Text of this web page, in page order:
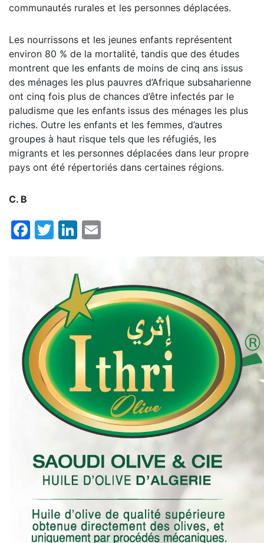
communautés rurales et les personnes déplacées.
Les nourrissons et les jeunes enfants représentent
environ 80 % de la mortalité, tandis que des études
montrent que les enfants de moins de cinq ans issus
des ménages les plus pauvres d’Afrique subsaharienne
ont cinq fois plus de chances d’être infectés par le
paludisme que les enfants issus des ménages les plus
riches. Outre les enfants et les femmes, d’autres
groupes à haut risque tels que les réfugiés, les
migrants et les personnes déplacées dans leur propre
pays ont été répertoriés dans certaines régions.
C. B
Facebook
TwitterLinkedIn